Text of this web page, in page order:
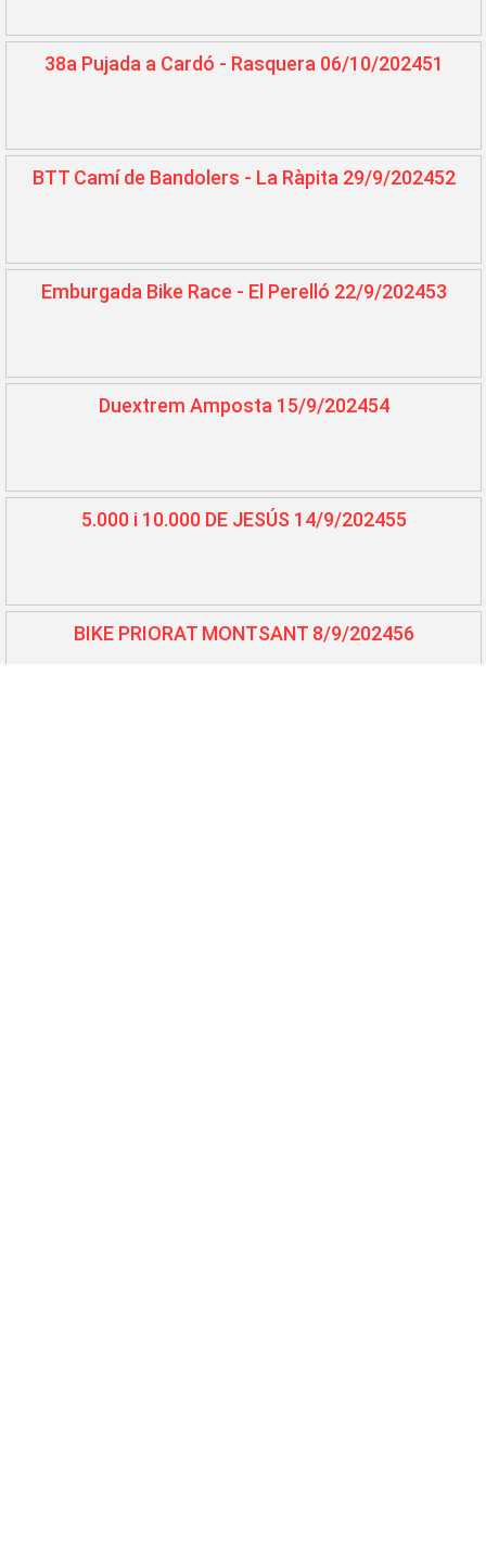
38a Pujada a Cardó - Rasquera 06/10/202451
BTT Camí de Bandolers - La Ràpita 29/9/202452
Emburgada Bike Race - El Perelló 22/9/202453
Duextrem Amposta 15/9/202454
5.000 i 10.000 DE JESÚS 14/9/202455
BIKE PRIORAT MONTSANT 8/9/202456